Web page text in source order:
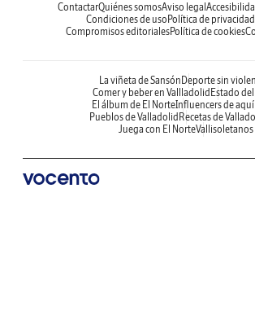
ContactarQuiénes somosAviso legal
Condiciones de uso Política de privacidad
Compromisos editorialesPolítica de cookies
La viñeta de Sansón Deporte sin
Comer y beber en Vallladolid Estado
El álbum de El NorteInfluencers de aquí
Pueblos de Valladolid Recetas de
Juega con El Norte